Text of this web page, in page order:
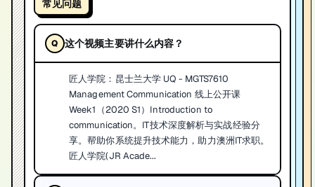
常见问题
这个视频主要讲什么内容？
匠人学院：昆士兰大学 UQ - MGTS7610
Management Communication 线上公开课
Week1（2020 S1）Introduction to
communication。IT技术深度解析与实战经验分
享。帮助你系统提升技术能力，助力澳洲IT求职。
匠人学院(JR Acade...